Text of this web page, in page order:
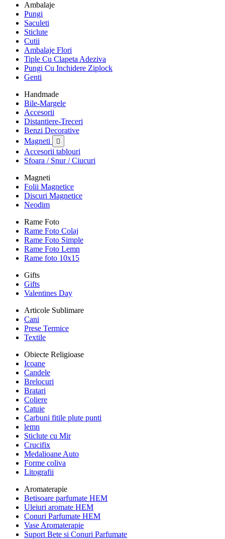
Ambalaje
Pungi
Saculeti
Sticlute
Cutii
Ambalaje Flori
Tiple Cu Clapeta Adeziva
Pungi Cu Inchidere Ziplock
Genti
Handmade
Bile-Margele
Accesorii
Distantiere-Treceri
Benzi Decorative
Magneti

Accesorii tablouri
Sfoara / Snur / Ciucuri
Magneti
Folii Magnetice
Discuri Magnetice
Neodim
Rame Foto
Rame Foto Colaj
Rame Foto Simple
Rame Foto Lemn
Rame foto 10x15
Gifts
Gifts
Valentines Day
Articole Sublimare
Cani
Prese Termice
Textile
Obiecte Religioase
Icoane
Candele
Brelocuri
Bratari
Coliere
Catuie
Carbuni fitile plute punti
lemn
Sticlute cu Mir
Crucifix
Medalioane Auto
Forme coliva
Litografii
Aromaterapie
Betisoare parfumate HEM
Uleiuri aromate HEM
Conuri Parfumate HEM
Vase Aromaterapie
Suport Bete si Conuri Parfumate